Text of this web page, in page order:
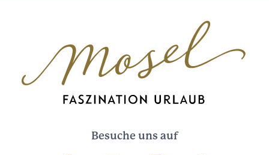
Besuche uns auf